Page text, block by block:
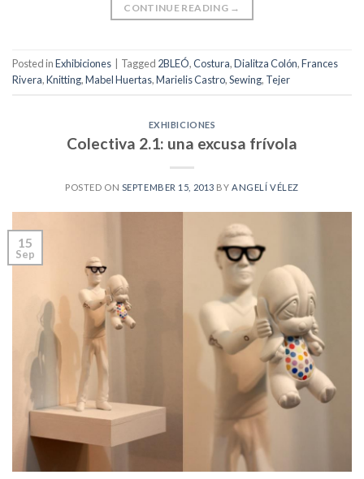
CONTINUE READING →
Posted inExhibiciones Tagged 2BLEÓ,Costura,Dialitza Colón,Frances
Rivera,Knitting,Mabel Huertas,Marielis Castro,Sewing, Tejer
EXHIBICIONES
Colectiva 2.1: una excusa frívola
POSTED ON SEPTEMBER 15, 2013 BY ANGELÍ VÉLEZ
15
Sep